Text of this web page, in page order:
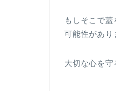
もしそこで
可能性があり
大切な心を守